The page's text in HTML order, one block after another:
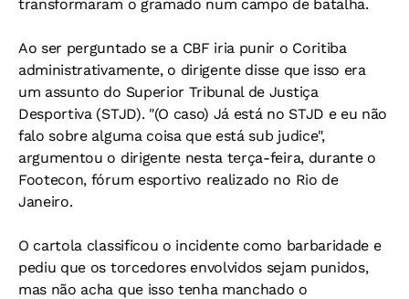
transformaram o gramado num campo de batalha.
Ao ser perguntado se a CBF iria punir o Coritiba
administrativamente, o dirigente disse que isso era
um assunto do Superior Tribunal de Justiça
Desportiva (STJD). "(O caso) Já está no STJD e eu não
falo sobre alguma coisa que está sub judice",
argumentou o dirigente nesta terça-feira, durante o
Footecon, fórum esportivo realizado no Rio de
Janeiro.
O cartola classificou o incidente como barbaridade e
pediu que os torcedores envolvidos sejam punidos,
mas não acha que isso tenha manchado o